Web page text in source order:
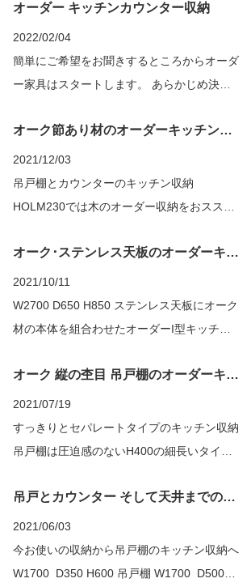
作り、図面に仕上げて細かい寸法を決めて
使用する材料、仕上げを見本板でやり取りさ
せていただきました。 オーク材 天板と前板
ムク 引出の前板を枠組みで真鍮の把手 と...
オーダー キッチンカウンター収納
2022/02/04
簡単にご希望をお聞きするところからオーダ
ー家具はスタートします。 あらかじめ決ま
あれば教えていただいて 大体の仕様が分か
りますと概算が出ます。 こんな感じでざっ
くりご希望をお聞きします。 ↓当初の天
板ステン...
オーク節あり材のオーダーキッチン収納
2021/12/03
吊戸棚とカウンターのキッチン収納
HOLM230では木のオーダー収納をおススメ
です。 吊戸棚 W1820 D350 H600 カ
ウンター W1822 D500 H900
...
オーク･ステンレス天板のオーダーキッチン
2021/10/11
W2700 D650 H850 ステンレス天板にオーク
材の本体を組合わせたオーダーI型キッチン
は洗剤置き場 ステンレス天板もオーダーメ
イドです。 オーク材無垢の質感と、無機質
なステンレスの組み合わせが とてもいい感
じです。 キッチンと並びの収納用前扉...
オーク 縦の杢目 吊戸棚のオーダーキッチン収納
2021/07/19
すっきりとセパレートタイプのキッチン収納
吊戸棚は圧迫感のないH400の細長いタイプ
BOX 吊戸棚 W1800 D350 H400 カウ
ンター W1800 D450 H900 杢目を上から下
へ 縦目で統一されました 窓下から合わせ
た吊戸棚 カウンター ...
吊戸とカウンター そして天井までの収納オーダー
2021/06/03
今お使いの収納から吊戸棚のキッチン収納へ
W1700 D350 H600 吊戸棚 W1700 D500